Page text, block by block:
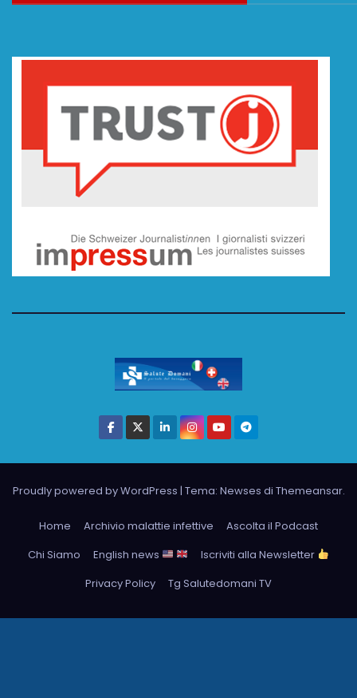
Proudly powered by WordPress | Tema: Newses di Themeansar.
Home Archivio malattie infettive
Ascolta il Podcast
Chi Siamo
English news
Iscriviti alla Newsletter
Privacy Policy
Tg Salutedomani TV